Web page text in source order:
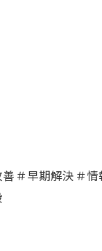
＃早期解決＃